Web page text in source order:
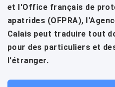
et l'Office français de
apatrides (OFPRA),
Calais peut traduire tout
pour des particuliers et
l'étranger.